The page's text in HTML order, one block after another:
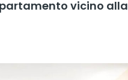
vicino alla